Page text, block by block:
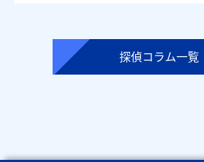
探偵コラム一覧